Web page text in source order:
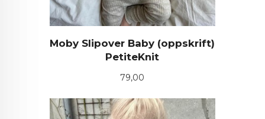
Moby Slipover Baby (oppskrift)
PetiteKnit
Pris
79,00